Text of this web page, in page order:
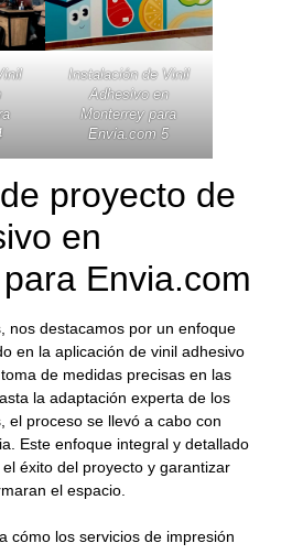
Instalación de Vinil
Adhesivo en
Monterrey para
Envia.com 5
proyecto de
en
Envia.com
nos destacamos por un enfoque
en la aplicación de vinil adhesivo
de medidas precisas en las
la adaptación experta de los
el proceso se llevó a cabo con
Este enfoque integral y detallado
éxito del proyecto y garantizar
el espacio.
cómo los servicios de impresión